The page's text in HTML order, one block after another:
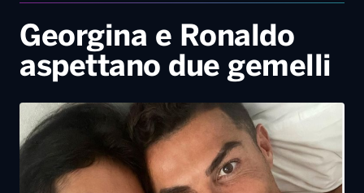
Georgina e Ronaldo
aspettano due gemelli